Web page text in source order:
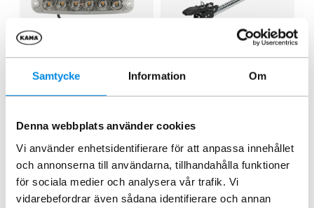
Samtycke Information Om
Denna webbplats använder cookies
Vi använder enhetsidentifierare för att anpassa innehållet
och annonserna till användarna, tillhandahålla funktioner
för sociala medier och analysera vår trafik. Vi
vidarebefordrar även sådana identifierare och annan
Inkl. moms
Lägg i varukorg
935kr
Lägg i varukorg